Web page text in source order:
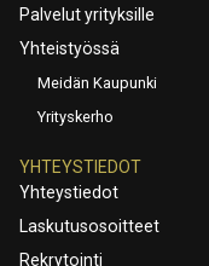
Palvelut yrityksille
Yhteistyössä
Meidän Kaupunki
Yrityskerho
YHTEYSTIEDOT
Yhteystiedot
Laskutusosoitteet
Rekrytointi